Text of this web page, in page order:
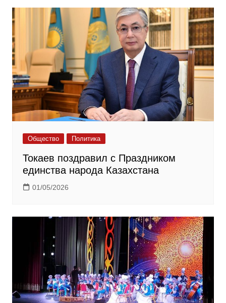
Общество Политика
Токаев поздравил с Праздником
единства народа Казахстана
01/05/2026